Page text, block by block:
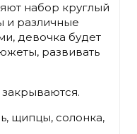
набор круглый
и различные
девочка будет
развивать
закрываются.
щипцы, солонка,